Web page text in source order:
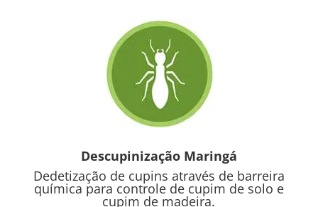
Descupinização Maringá
Dedetização de cupins através de barreira
química para controle de cupim de solo e
cupim de madeira.